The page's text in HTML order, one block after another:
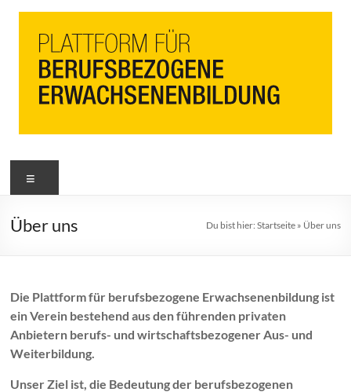
PbEB
Plattform
berufsbezogene
Über uns Du bist hier: Startseite» Über uns
Die Plattform für berufsbezogene Erwachsenenbildung ist
ein Verein bestehend aus den führenden privaten
Anbietern berufs- und wirtschaftsbezogener Aus- und
Weiterbildung.
Unser Ziel ist, die Bedeutung der berufsbezogenen